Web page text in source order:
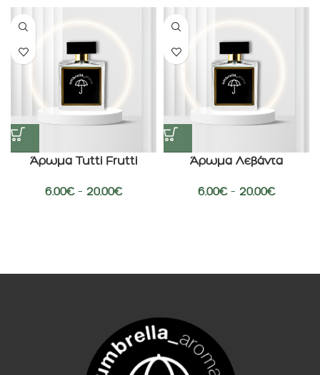
Άρωμα Tutti Frutti
6.00€ – 20.00€
Άρωμα Λεβάντα
6.00€ – 20.00€